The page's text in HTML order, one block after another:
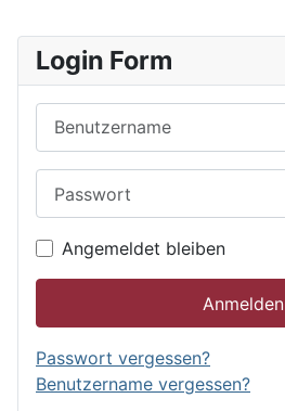
Login Form
Angemeldet bleiben
Anmelden
Passwort vergessen?
Benutzername vergessen?